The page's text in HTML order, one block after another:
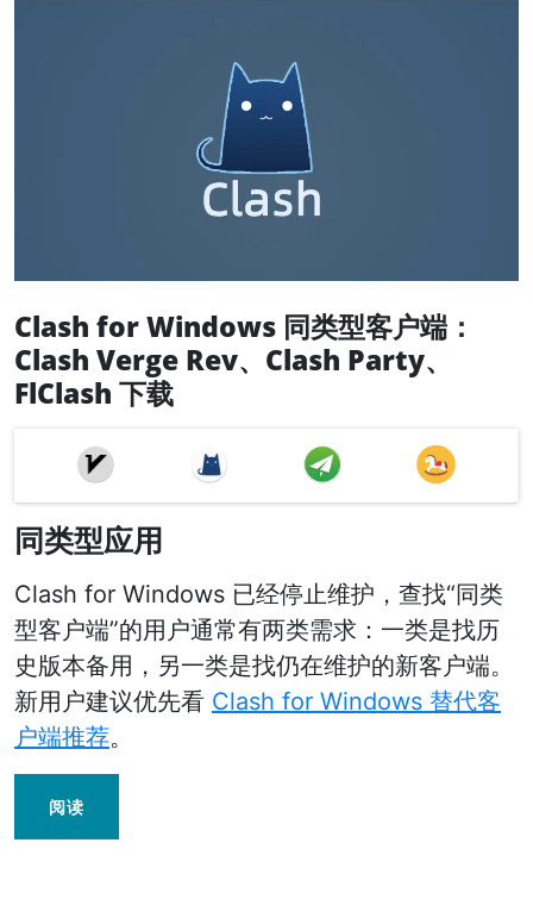
Clash for Windows 同类型客户端：
Clash Verge Rev、Clash Party、
FlClash 下载
同类型应用
Clash for Windows 已经停止维护，查找“同类
型客户端”的用户通常有两类需求：一类是找历
史版本备用，另一类是找仍在维护的新客户端。
新用户建议优先看 Clash for Windows 替代客
户端推荐。
阅读